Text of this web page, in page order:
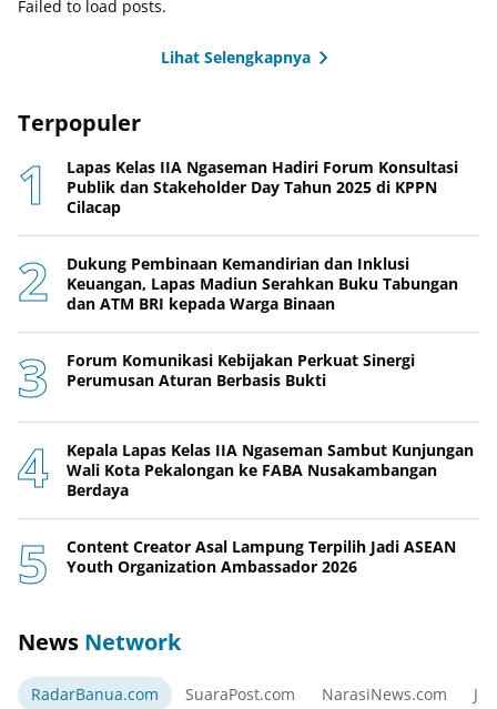
Failed to load posts.
Lihat Selengkapnya
Terpopuler
Lapas Kelas IIA Ngaseman Hadiri Forum Konsultasi
Publik dan Stakeholder Day Tahun 2025 di KPPN
Cilacap
Dukung Pembinaan Kemandirian dan Inklusi
Keuangan, Lapas Madiun Serahkan Buku Tabungan
dan ATM BRI kepada Warga Binaan
Forum Komunikasi Kebijakan Perkuat Sinergi
Perumusan Aturan Berbasis Bukti
Kepala Lapas Kelas IIA Ngaseman Sambut Kunjungan
Wali Kota Pekalongan ke FABA Nusakambangan
Berdaya
Content Creator Asal Lampung Terpilih Jadi ASEAN
Youth Organization Ambassador 2026
News Network
RadarBanua.com SuaraPost.com NarasiNews.com